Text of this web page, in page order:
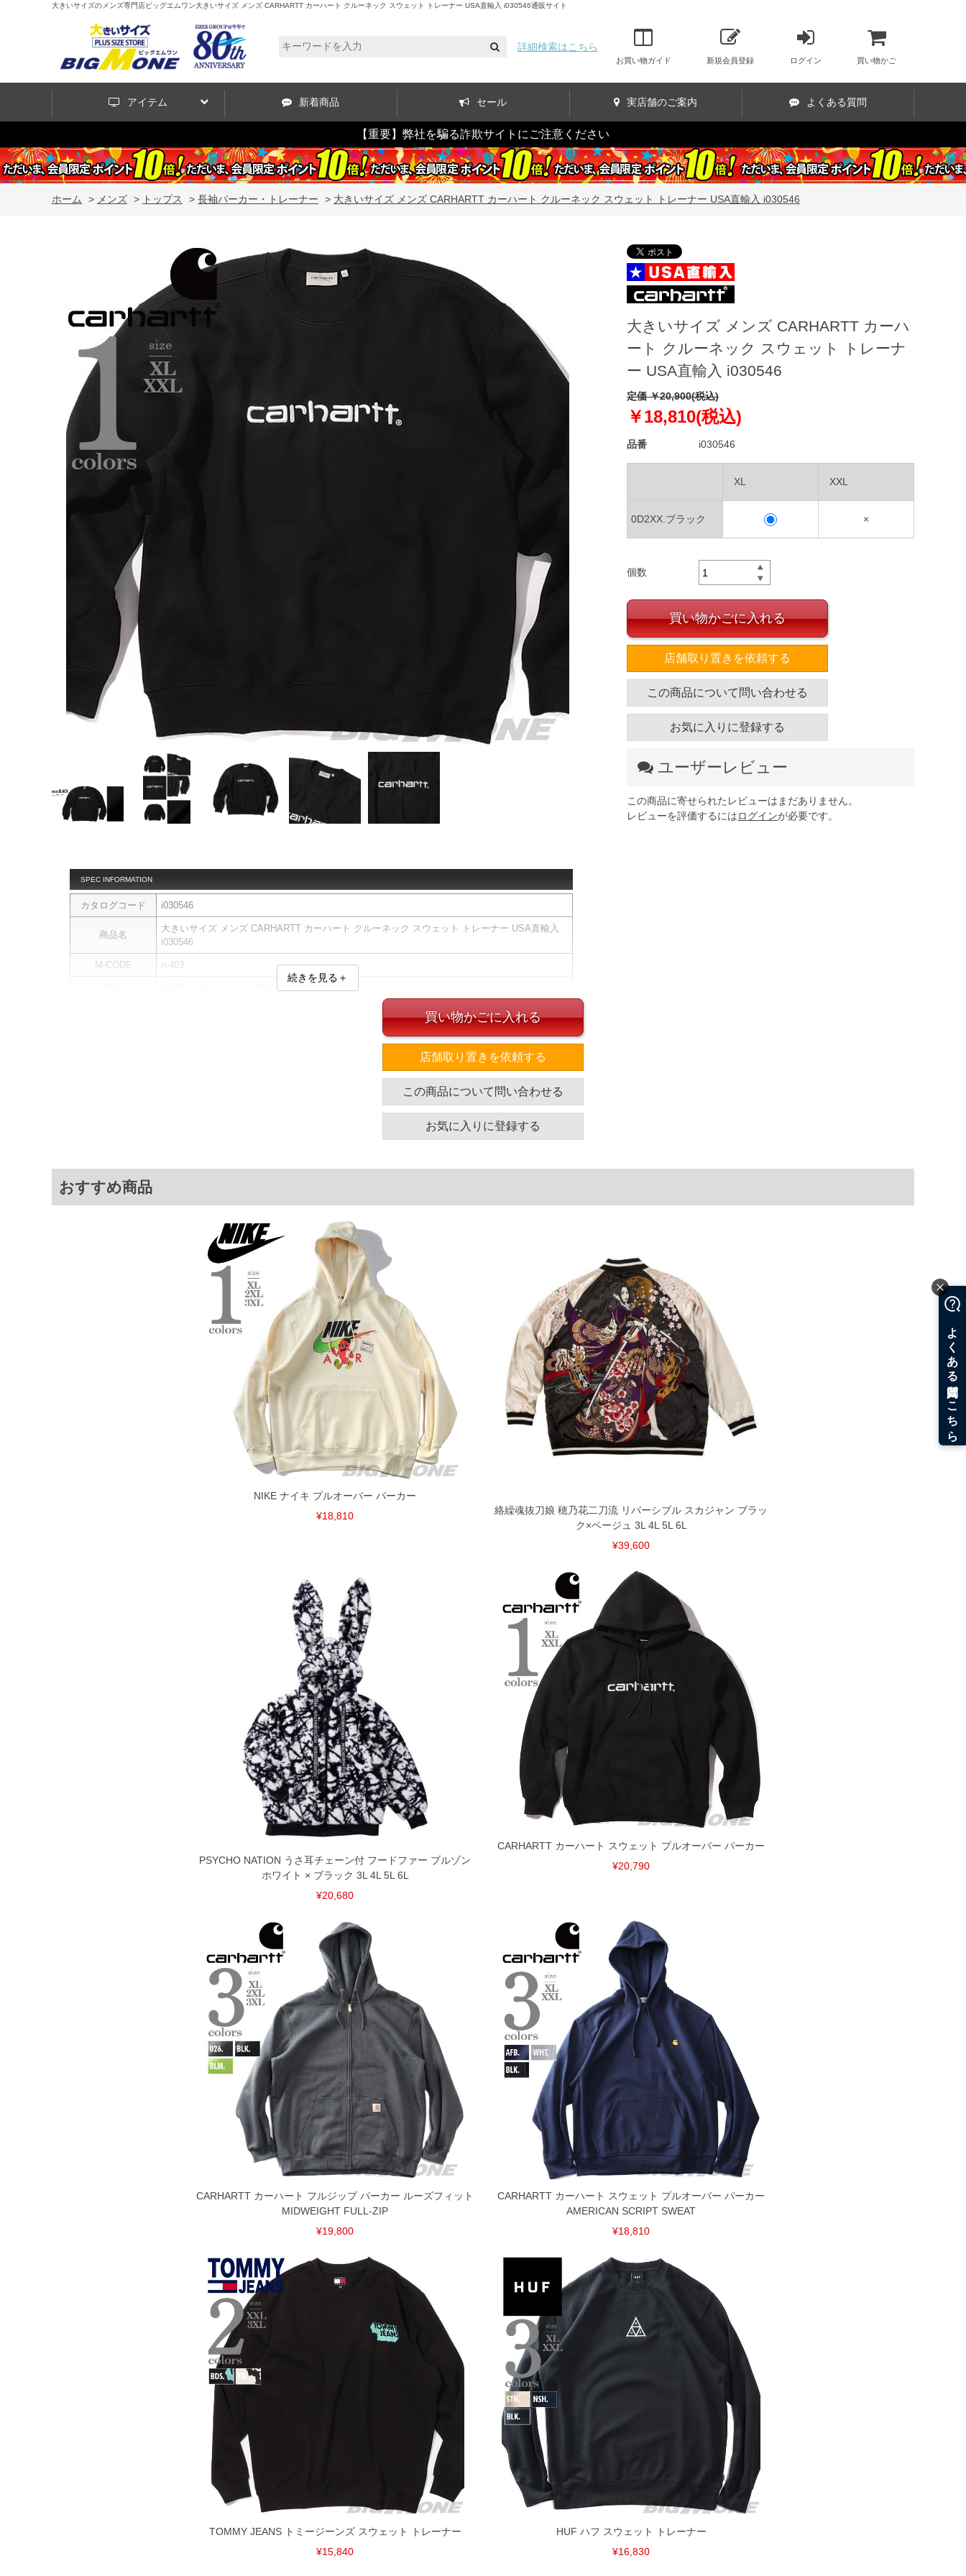
大きいサイズのメンズ専門店ビッグエムワン大きいサイズ メンズ CARHARTT カーハート クルーネック スウェット トレーナー USA直輸入 i030546通販サイト
詳細検索はこちら
お買い物ガイド 新規会員登録 ログイン 買い物かご
アイテム 新着商品 セール 実店舗のご案内 よくある質問
【重要】弊社を騙る詐欺サイトにご注意ください
ホーム > メンズ > トップス > 長袖パーカー・トレーナー > 大きいサイズ メンズ CARHARTT カーハート クルーネック スウェット トレーナー USA直輸入 i030546
SPEC INFORMATION
カタログコード i030546
商品名
大きいサイズ メンズ CARHARTT カーハート クルーネック スウェット トレーナー USA直輸入
i030546
M-CODE n-403
裾幅 着丈
53 71
※商品によって若干のサイズの誤差がございます。また、お客様がご使用の環境（コンピュータ画
面）によって、商品の色味が若干異なる場合がございます。予めご了承ください。
※上記サイズが実際の商品に付いているタグのサイズ表記と異なる場合があります。お取り扱い前に
※当店での掲載商品は、実店鋪と在庫を共用しておりますので店頭での売り違い、店舗からのお取り
寄せ等により、お客様にご迷惑をお掛けしてしまう場合がございます。そのようなことがない様最大
限に努めておりますが、もしあった場合速やかにご連絡させて頂きますので予めご了承ください。
※【ボトムの裾上げをご希望の場合】
裾上げ料金は500円+税となります。
備考欄に股下●cmとご記入下さい。（裾上げ無料対象商品は1本につき税込6,000円以上の品が対象。
1本5,999円以下の商品は有料（500円+税）となります。）
出荷まで約1週間～20日間程お時間を頂く場合がございます。
尚、裾上げした商品は返品・交換不可となりますので、予めご了承下さい。
一部、お直しに対応出来ない商品がございます。(例：裾にファスナーや調節ひもが付いている、極
端なデザインが施されている等)
※【返品交換について】
返品交換希望の方は、商品到着後1週間以内にご連絡ください。
下着(肌着)やワイシャツは商品の性質上、返品交換不可とさせて頂いております。予めご了承くださ
続きを見る＋
大きいサイズ メンズ CARHARTT カーハ
ート クルーネック スウェット トレーナ
ー USA直輸入 i030546
定価 ￥20,900(税込)
￥18,810(税込)
品番 i030546
XL XXL
0D2XX.ブラック ×
個数
買い物かごに入れる
店舗取り置きを依頼する
この商品について問い合わせる
お気に入りに登録する
ユーザーレビュー
この商品に寄せられたレビューはまだありません。
レビューを評価するにはログインが必要です。
買い物かごに入れる
店舗取り置きを依頼する
この商品について問い合わせる
お気に入りに登録する
おすすめ商品
NIKE ナイキ プルオーバー パーカー
¥18,810
絡繰魂抜刀娘 穂乃花二刀流 リバーシブル スカジャン ブラッ
ク×ベージュ 3L 4L 5L 6L
¥39,600
PSYCHO NATION うさ耳チェーン付 フードファー ブルゾン
ホワイト × ブラック 3L 4L 5L 6L
¥20,680
CARHARTT カーハート スウェット プルオーバー パーカー
¥20,790
CARHARTT カーハート フルジップ パーカー ルーズフィット
MIDWEIGHT FULL-ZIP
¥19,800
CARHARTT カーハート スウェット プルオーバー パーカー
AMERICAN SCRIPT SWEAT
¥18,810
TOMMY JEANS トミージーンズ スウェット トレーナー
¥15,840
HUF ハフ スウェット トレーナー
¥16,830